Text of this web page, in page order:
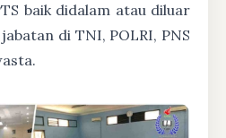
baik didalam atau diluar
di TNI, POLRI, PNS